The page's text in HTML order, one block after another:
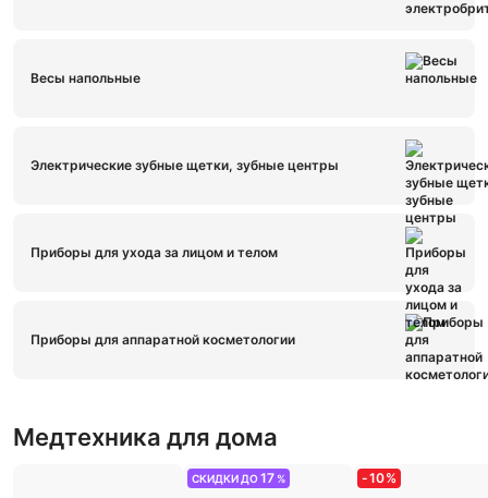
Весы напольные
Электрические зубные щетки, зубные центры
Приборы для ухода за лицом и телом
Приборы для аппаратной косметологии
Медтехника для дома
СКИДКИ ДО17 % -10%